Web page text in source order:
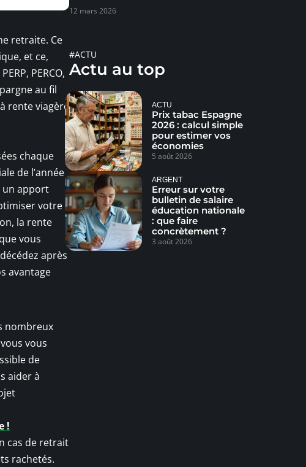
retraite. Ce
et ce,
PERCO,
au fil
rente viagère
chaque
de l’année
un apport
votre
la rente
vous
après
avantage
nombreux
vous
de
aider à
!
cas de retrait
rachetés.
12 mars 2026
#ACTU
Actu au top
ACTU
Prix tabac Espagne
2026 : calcul simple
pour estimer vos
économies
5 août 2026
ARGENT
Erreur sur votre
bulletin de salaire
éducation nationale
: que faire
concrètement ?
3 août 2026